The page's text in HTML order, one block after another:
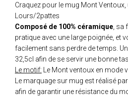
Craquez pour le mug Mont
Lours/2pattes
Composé de 100% céramique ,
pratique avec une large poignée, et
facilement sans perdre de temps.
32,5cl afin de se servir une bonne
Le motif: Le Mont ventoux en mode
Le marquage sur mug est réalisé
afin de garantir une résistance du